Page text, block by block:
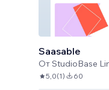
Saasable
ОтStudioBase
5,0(1) 60